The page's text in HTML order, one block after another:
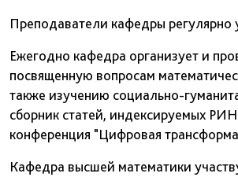
Преподаватели кафедры регулярно
Ежегодно кафедра организует и
посвященную вопросам
также изучению социально-
сборник статей, индексируемых
конференция "Цифровая
Кафедра высшей математики